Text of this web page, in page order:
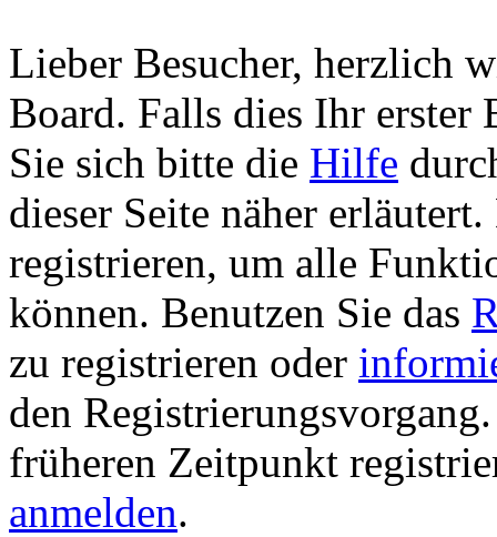
Lieber Besucher, herzlich
Board. Falls dies Ihr erster
Sie sich bitte die Hilfe
dieser Seite näher
registrieren, um alle
können. Benutzen Sie das
zu registrieren oder
den
früheren Zeitpunkt
anmelden.